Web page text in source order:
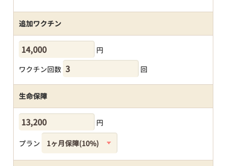
追加ワクチン
円
ワクチン回数
回
生命保障
円
プラン